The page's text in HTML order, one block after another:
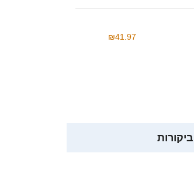
₪41.97
ביקורות